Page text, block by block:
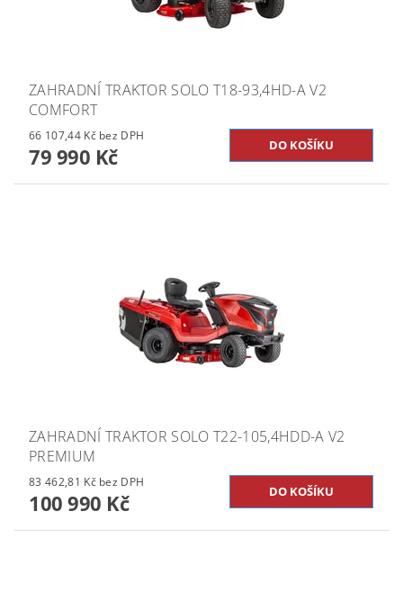
ZAHRADNÍ TRAKTOR SOLO T18-93,4HD-A V2
COMFORT
66 107,44 Kč bez DPH
79 990 Kč
ZAHRADNÍ TRAKTOR SOLO T22-105,4HDD-A V2
PREMIUM
83 462,81 Kč bez DPH
100 990 Kč